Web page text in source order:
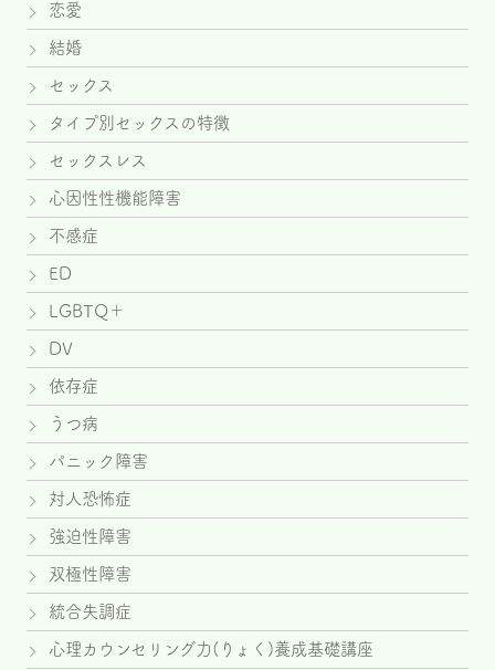
恋愛
結婚
セックス
タイプ別セックスの特徴
セックスレス
心因性性機能障害
不感症
ED
LGBTQ＋
DV
依存症
うつ病
パニック障害
対人恐怖症
強迫性障害
双極性障害
統合失調症
心理カウンセリング力(りょく)養成基礎講座